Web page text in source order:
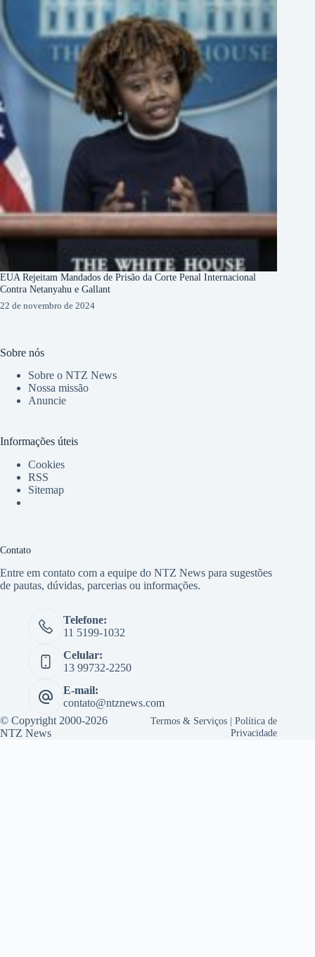
EUA Rejeitam Mandados de Prisão da Corte Penal Internacional
Contra Netanyahu e Gallant
22 de novembro de 2024
Sobre nós
Sobre o NTZ News
Nossa missão
Anuncie
Informações úteis
Cookies
RSS
Sitemap
Contato
Entre em contato com a equipe do NTZ News para sugestões
de pautas, dúvidas, parcerias ou informações.
Telefone:
11 5199-1032
Celular:
13 99732-2250
E-mail:
contato@ntznews.com
© Copyright 2000-2026
NTZ News
Termos & Serviços |Política de
Privacidade